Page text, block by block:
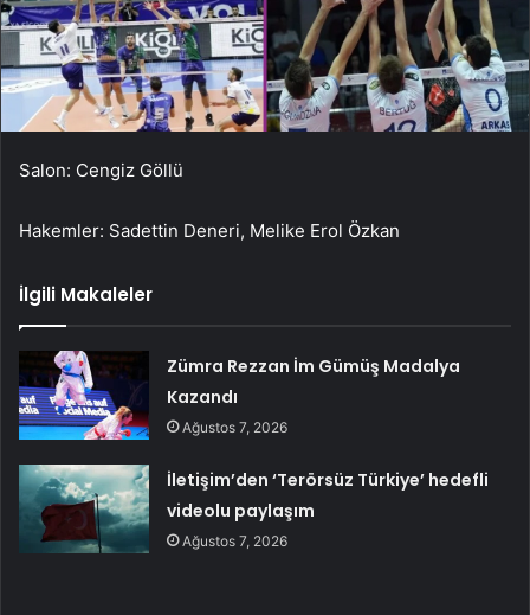
Salon: Cengiz Göllü
Hakemler: Sadettin Deneri, Melike Erol Özkan
İlgili Makaleler
Zümra Rezzan İm Gümüş Madalya
Kazandı
Ağustos 7, 2026
İletişim’den ‘Terörsüz Türkiye’ hedefli
videolu paylaşım
Ağustos 7, 2026